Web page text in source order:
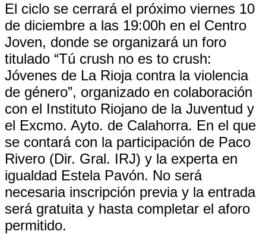
El ciclo se cerrará el próximo viernes 10
de diciembre a las 19:00h en el Centro
Joven, donde se organizará un foro
titulado “Tú crush no es to crush:
Jóvenes de La Rioja contra la violencia
de género”, organizado en colaboración
con el Instituto Riojano de la Juventud y
el Excmo. Ayto. de Calahorra. En el que
se contará con la participación de Paco
Rivero (Dir. Gral. IRJ) y la experta en
igualdad Estela Pavón. No será
necesaria inscripción previa y la entrada
será gratuita y hasta completar el aforo
permitido.